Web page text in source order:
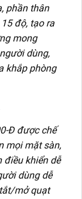
phần thân
độ, tạo ra
mong
dùng,
khắp phòng
Đ được chế
mọi mặt sàn,
điều khiển dễ
dùng dễ
mở quạt